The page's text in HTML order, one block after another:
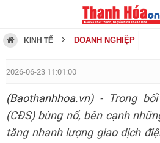
KINH TẾ DOANH NGHIỆP
2026-06-23 11:01:00
(Baothanhhoa.vn)- Trong bối
(CĐS) bùng nổ, bên cạnh
tăng nhanh lượng giao dịch